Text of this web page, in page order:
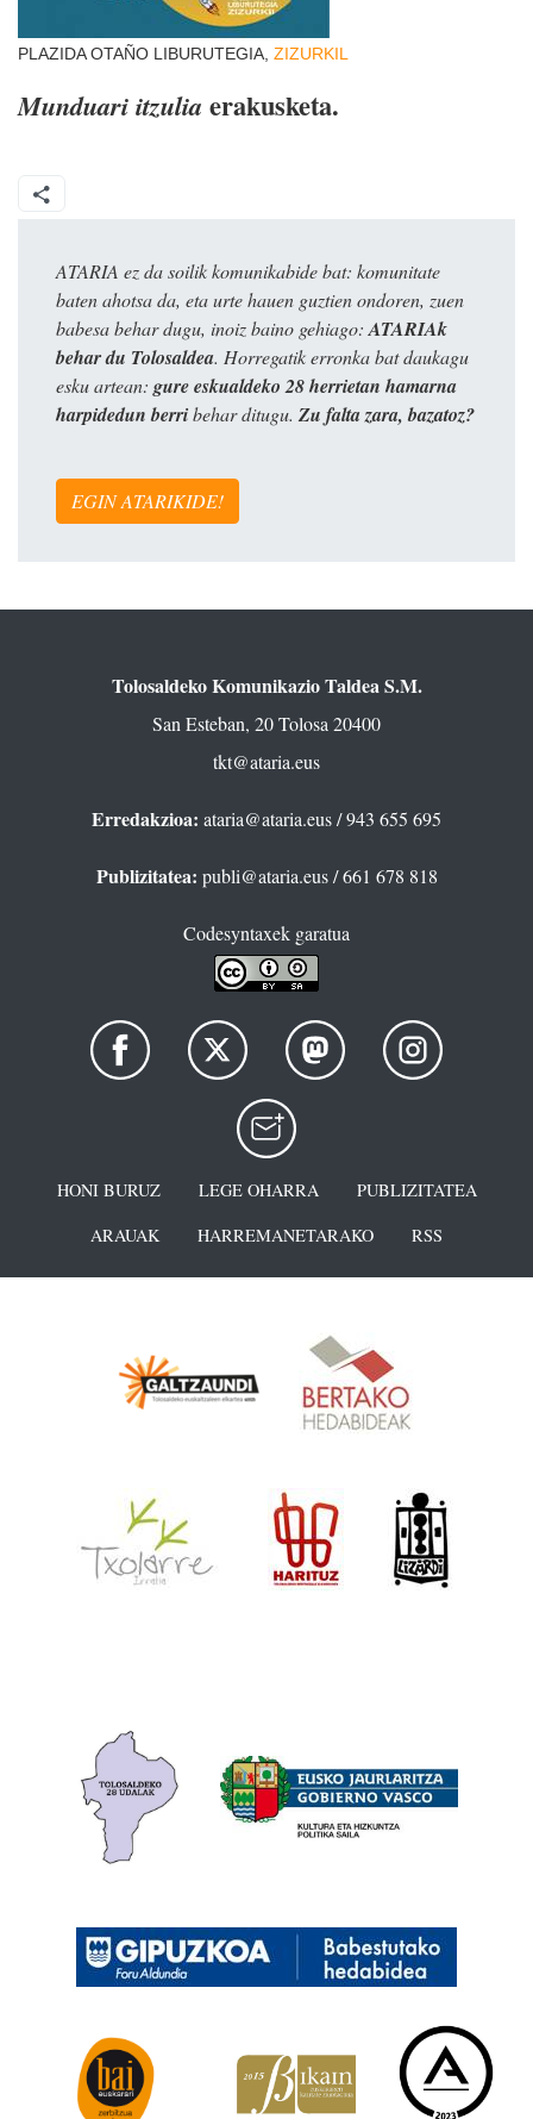
PLAZIDA OTAÑO LIBURUTEGIA, ZIZURKIL
Munduari itzulia erakusketa.
ATARIA ez da soilik komunikabide bat: komunitate
baten ahotsa da, eta urte hauen guztien ondoren, zuen
babesa behar dugu, inoiz baino gehiago: ATARIAk
behar du Tolosaldea. Horregatik erronka bat daukagu
esku artean: gure eskualdeko 28 herrietan hamarna
harpidedun berribehar ditugu. Zu falta zara, bazatoz?
EGIN ATARIKIDE!
Tolosaldeko Komunikazio Taldea S.M.
San Esteban, 20 Tolosa 20400
tkt@ataria.eus
Erredakzioa: ataria@ataria.eus/ 943 655 695
Publizitatea: publi@ataria.eus/ 661 678 818
Codesyntaxek garatua
HONI BURUZ LEGE OHARRA
PUBLIZITATEA
ARAUAK
HARREMANETARAKO RSS